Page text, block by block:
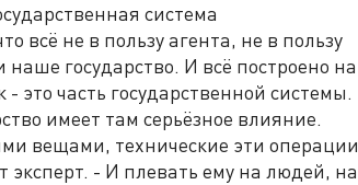
система
всё не в пользу агента, не в пользу
государство. И всё построено на
часть государственной системы.
имеет там серьёзное влияние.
вещами, технические эти операции
эксперт. - И плевать ему на людей, на